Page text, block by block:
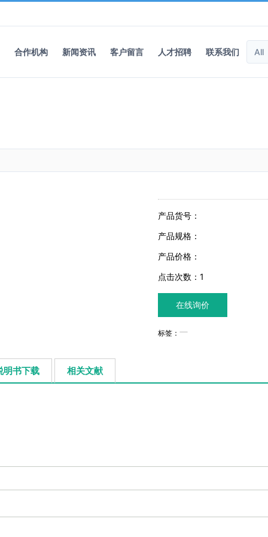
合作机构 新闻资讯 客户留言 人才招聘 联系我们
产品货号：
产品规格：
产品价格：
点击次数： 1
在线询价
标签：
明书下载 相关文献